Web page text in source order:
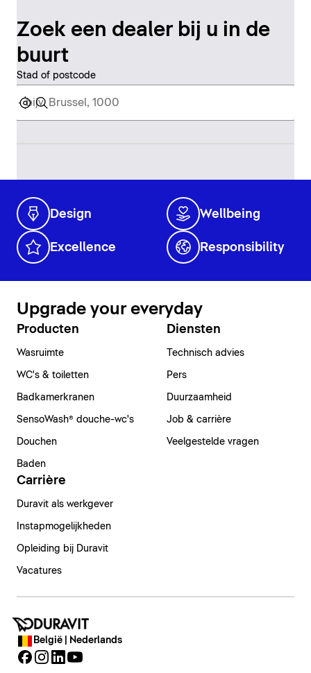
Zoek een dealer bij u in de
buurt
Stad of postcode
Design Wellbeing
Excellence Responsibility
Upgrade your everyday
Producten
Wasruimte
WC's & toiletten
Badkamerkranen
SensoWash® douche-wc's
Douchen
Baden
Diensten
Technisch advies
Pers
Duurzaamheid
Job & carrière
Veelgestelde vragen
Carrière
Duravit als werkgever
Instapmogelijkheden
Opleiding bij Duravit
Vacatures
België | Nederlands